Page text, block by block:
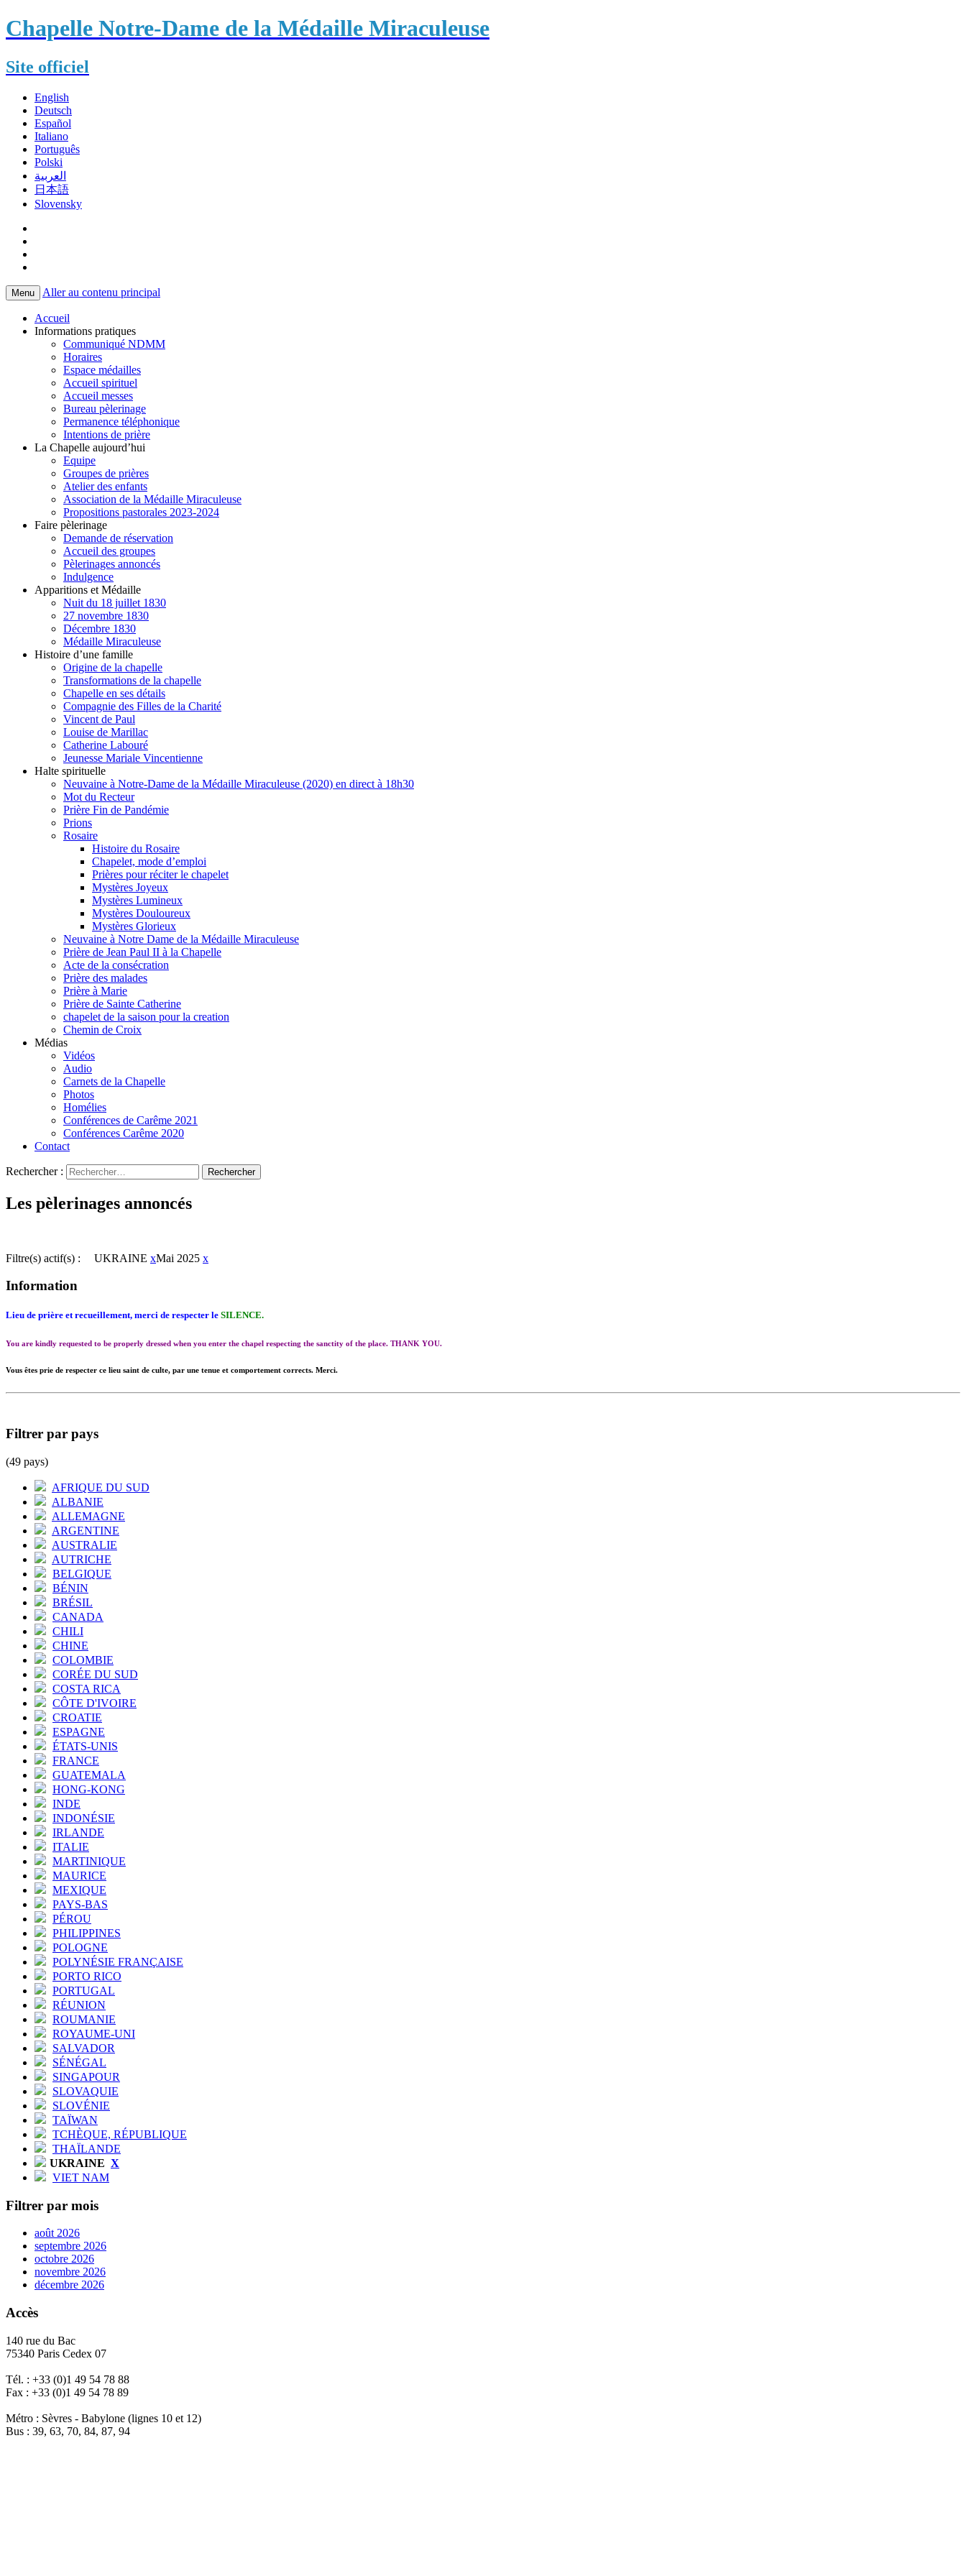
Chapelle Notre-Dame de la Médaille Miraculeuse
Site officiel
English
Deutsch
Español
Italiano
Português
Polski
العربية
日本語
Slovensky
Menu Aller au contenu principal
Accueil
Informations pratiques
Communiqué NDMM
Horaires
Espace médailles
Accueil spirituel
Accueil messes
Bureau pèlerinage
Permanence téléphonique
Intentions de prière
La Chapelle aujourd’hui
Equipe
Groupes de prières
Atelier des enfants
Association de la Médaille Miraculeuse
Propositions pastorales 2023-2024
Faire pèlerinage
Demande de réservation
Accueil des groupes
Pèlerinages annoncés
Indulgence
Apparitions et Médaille
Nuit du 18 juillet 1830
27 novembre 1830
Décembre 1830
Médaille Miraculeuse
Histoire d’une famille
Origine de la chapelle
Transformations de la chapelle
Chapelle en ses détails
Compagnie des Filles de la Charité
Vincent de Paul
Louise de Marillac
Catherine Labouré
Jeunesse Mariale Vincentienne
Halte spirituelle
Neuvaine à Notre-Dame de la Médaille Miraculeuse (2020) en direct à 18h30
Mot du Recteur
Prière Fin de Pandémie
Prions
Rosaire
Histoire du Rosaire
Chapelet, mode d’emploi
Prières pour réciter le chapelet
Mystères Joyeux
Mystères Lumineux
Mystères Douloureux
Mystères Glorieux
Neuvaine à Notre Dame de la Médaille Miraculeuse
Prière de Jean Paul II à la Chapelle
Acte de la consécration
Prière des malades
Prière à Marie
Prière de Sainte Catherine
chapelet de la saison pour la creation
Chemin de Croix
Médias
Vidéos
Audio
Carnets de la Chapelle
Photos
Homélies
Conférences de Carême 2021
Conférences Carême 2020
Contact
Rechercher :
Les pèlerinages annoncés
Filtre(s) actif(s) : UKRAINE xMai 2025 x
Information
Lieu de prière et recueillement, merci de respecter le SILENCE.
You are kindly requested to be properly dressed when you enter the chapel respecting the sanctity of the place. THANK YOU.
Vous êtes prie de respecter ce lieu saint de culte, par une tenue et comportement corrects. Merci.
Filtrer par pays
(49 pays)
AFRIQUE DU SUD
ALBANIE
ALLEMAGNE
ARGENTINE
AUSTRALIE
AUTRICHE
BELGIQUE
BÉNIN
BRÉSIL
CANADA
CHILI
CHINE
COLOMBIE
CORÉE DU SUD
COSTA RICA
CÔTE D'IVOIRE
CROATIE
ESPAGNE
ÉTATS-UNIS
FRANCE
GUATEMALA
HONG-KONG
INDE
INDONÉSIE
IRLANDE
ITALIE
MARTINIQUE
MAURICE
MEXIQUE
PAYS-BAS
PÉROU
PHILIPPINES
POLOGNE
POLYNÉSIE FRANÇAISE
PORTO RICO
PORTUGAL
RÉUNION
ROUMANIE
ROYAUME-UNI
SALVADOR
SÉNÉGAL
SINGAPOUR
SLOVAQUIE
SLOVÉNIE
TAÏWAN
TCHÈQUE, RÉPUBLIQUE
THAÏLANDE
UKRAINE X
VIET NAM
Filtrer par mois
août 2026
septembre 2026
octobre 2026
novembre 2026
décembre 2026
Accès
140 rue du Bac
75340 Paris Cedex 07
Tél. : +33 (0)1 49 54 78 88
Fax : +33 (0)1 49 54 78 89
Métro : Sèvres - Babylone (lignes 10 et 12)
Bus : 39, 63, 70, 84, 87, 94